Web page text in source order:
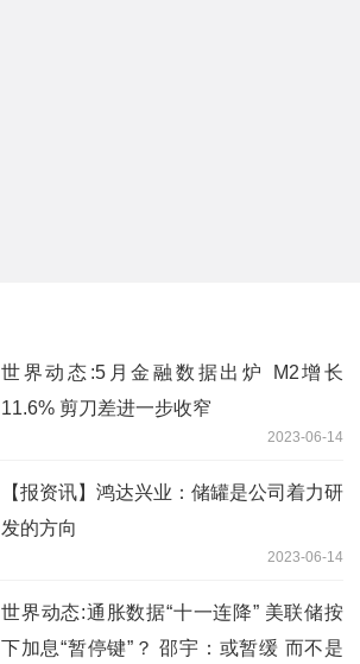
世界动态:5月金融数据出炉 M2增长
11.6% 剪刀差进一步收窄
2023-06-14
【报资讯】鸿达兴业：储罐是公司着力研
发的方向
2023-06-14
世界动态:通胀数据“十一连降” 美联储按
下加息“暂停键”？ 邵宇：或暂缓 而不是